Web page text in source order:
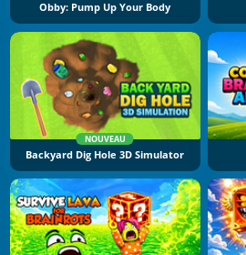
Obby: Pump Up Your Body
NOUVEAU
Backyard Dig Hole 3D Simulator